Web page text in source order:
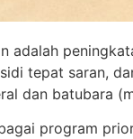
adalah
tepat saran,
dan batubara
program